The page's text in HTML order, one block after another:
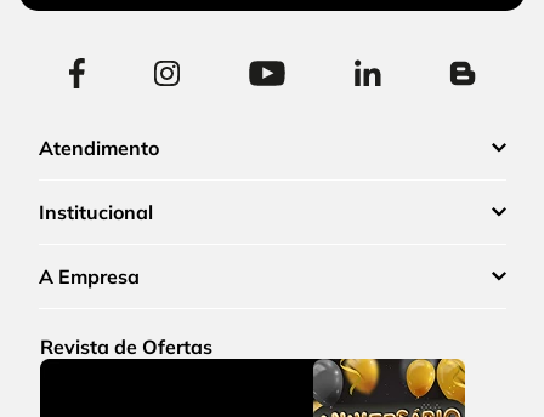
Atendimento
Institucional
A Empresa
Revista de Ofertas